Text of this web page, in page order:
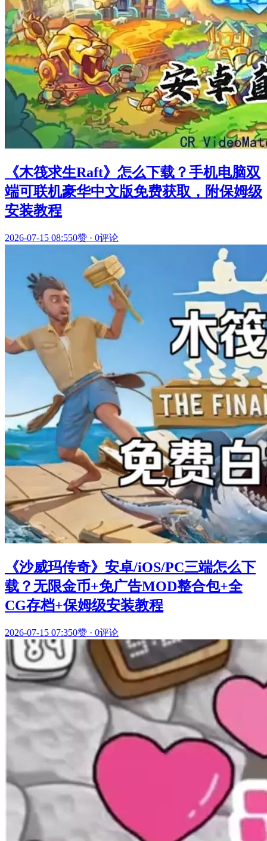
《木筏求生Raft》怎么下载？手机电脑双
端可联机豪华中文版免费获取，附保姆级
安装教程
2026-07-15 08:550赞 · 0评论
《沙威玛传奇》安卓/iOS/PC三端怎么下
载？无限金币+免广告MOD整合包+全
CG存档+保姆级安装教程
2026-07-15 07:350赞 · 0评论